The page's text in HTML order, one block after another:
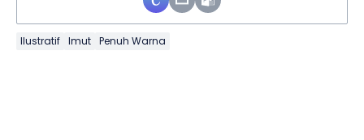
Ilustratif Imut Penuh Warna